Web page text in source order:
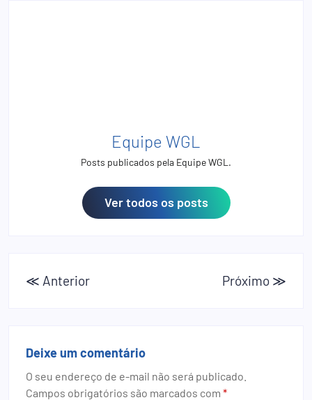
Equipe WGL
Posts publicados pela Equipe WGL.
Ver todos os posts
≪ Anterior Próximo ≫
Deixe um comentário
O seu endereço de e-mail não será publicado.
Campos obrigatórios são marcados com *